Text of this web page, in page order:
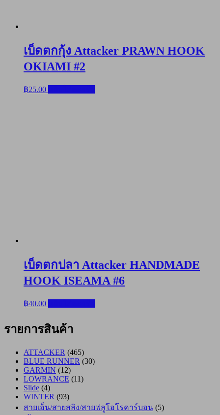
เบ็ดตกกุ้ง Attacker PRAWN HOOK
OKIAMI #2
฿25.00
เบ็ดตกปลา Attacker HANDMADE
HOOK ISEAMA #6
฿40.00
รายการสินค้า
ATTACKER (465)
BLUE RUNNER (30)
GARMIN (12)
LOWRANCE (11)
Slide (4)
WINTER (93)
สายเอ็น/สายสลิง/สายฟลูโอโรคาร์บอน (5)